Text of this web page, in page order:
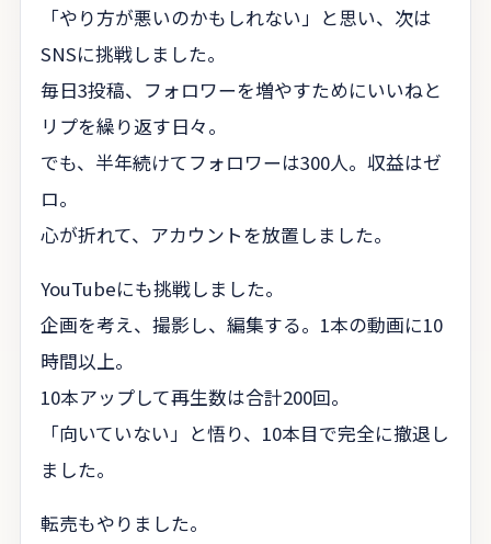
「やり方が悪いのかもしれない」と思い、次は
SNSに挑戦しました。
毎日3投稿、フォロワーを増やすためにいいねと
リプを繰り返す日々。
でも、半年続けてフォロワーは300人。収益はゼ
ロ。
心が折れて、アカウントを放置しました。
YouTubeにも挑戦しました。
企画を考え、撮影し、編集する。1本の動画に10
時間以上。
10本アップして再生数は合計200回。
「向いていない」と悟り、10本目で完全に撤退し
ました。
転売もやりました。